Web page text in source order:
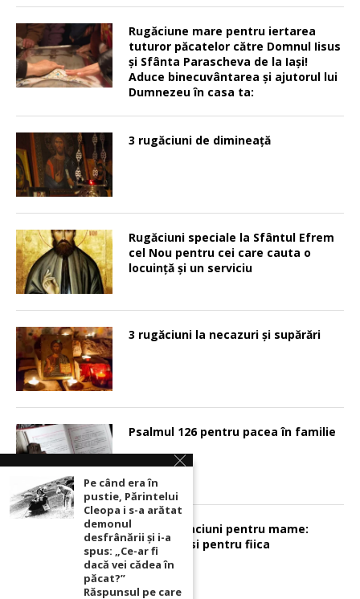
Rugăciune mare pentru iertarea
tuturor păcatelor către Domnul Iisus
şi Sfânta Parascheva de la Iaşi!
Aduce binecuvântarea şi ajutorul lui
Dumnezeu în casa ta:
3 rugăciuni de dimineață
Rugăciuni speciale la Sfântul Efrem
cel Nou pentru cei care cauta o
locuinţă şi un serviciu
3 rugăciuni la necazuri și supărări
Psalmul 126 pentru pacea în familie
Sunt 2 rugaciuni pentru mame:
pentru fiu si pentru fiica
Pe când era în
pustie, Părintelui
Cleopa i s-a arătat
demonul
desfrânării şi i-a
spus: „Ce-ar fi
dacă vei cădea în
păcat?”
Răspunsul pe care